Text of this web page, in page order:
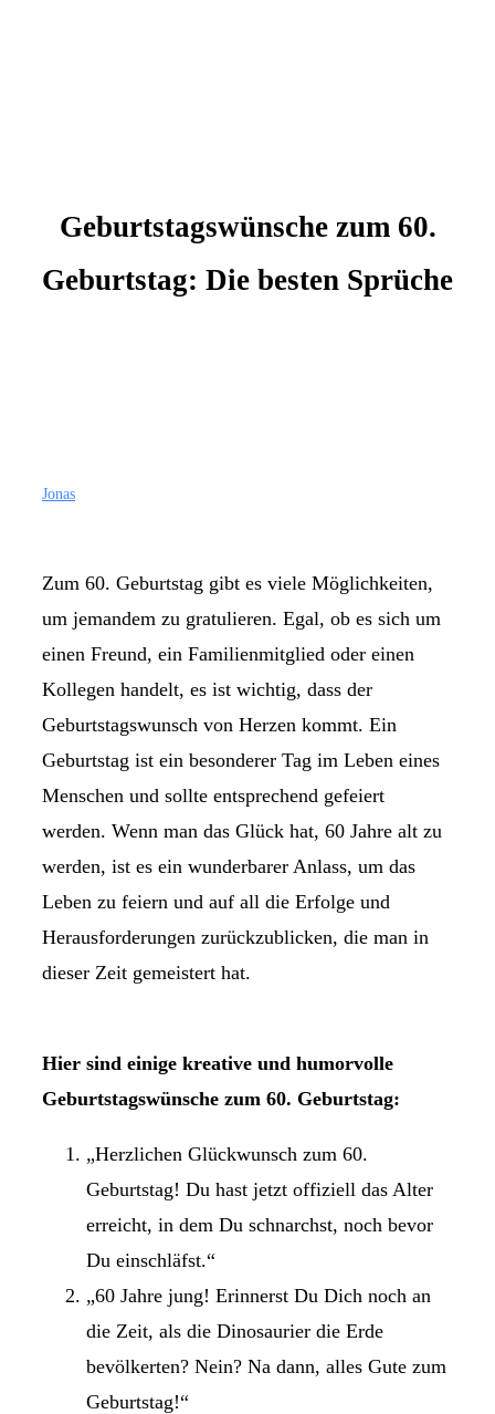
Geburtstagswünsche zum 60.
Geburtstag: Die besten Sprüche
Jonas
Zum 60. Geburtstag gibt es viele Möglichkeiten,
um jemandem zu gratulieren. Egal, ob es sich um
einen Freund, ein Familienmitglied oder einen
Kollegen handelt, es ist wichtig, dass der
Geburtstagswunsch von Herzen kommt. Ein
Geburtstag ist ein besonderer Tag im Leben eines
Menschen und sollte entsprechend gefeiert
werden. Wenn man das Glück hat, 60 Jahre alt zu
werden, ist es ein wunderbarer Anlass, um das
Leben zu feiern und auf all die Erfolge und
Herausforderungen zurückzublicken, die man in
dieser Zeit gemeistert hat.
Hier sind einige kreative und humorvolle
Geburtstagswünsche zum 60. Geburtstag:
„Herzlichen Glückwunsch zum 60.
Geburtstag! Du hast jetzt offiziell das Alter
erreicht, in dem Du schnarchst, noch bevor
Du einschläfst.“
„60 Jahre jung! Erinnerst Du Dich noch an
die Zeit, als die Dinosaurier die Erde
bevölkerten? Nein? Na dann, alles Gute zum
Geburtstag!“